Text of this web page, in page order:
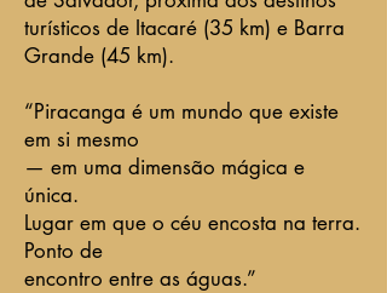
turísticos de Itacaré (35 km) e Barra
Grande (45 km).
“Piracanga é um mundo que existe
em si mesmo
— em uma dimensão mágica e
única.
Lugar em que o céu encosta na terra.
Ponto de
encontro entre as águas.”